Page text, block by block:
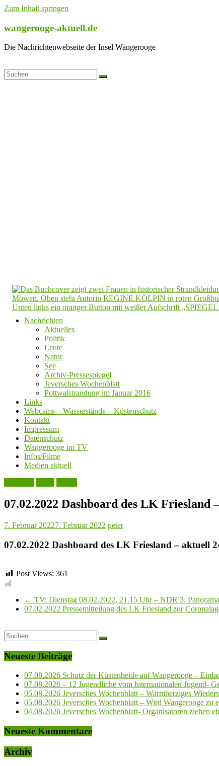
Zum Inhalt springen
wangerooge-aktuell.de
Die Nachrichtenwebseite der Insel Wangerooge
Nachrichten
Aktuelles
Politik
Leute
Natur
See
Archiv-Pressespiegel
Jeversches Wochenblatt
Pottwalstrandung im Januar 2016
Links
Webcams – Wasserstände – Küstenschutz
Kontakt
Impressum
Datenschutz
Wangerooge im TV
Infos/Filme
Medien aktuell
07.02.2022 Dashboard des LK
7. Februar 20227. Februar 2022 peter
07.02.2022 Dashboard des LK Friesland – aktuell
Post Views: 361
← TV: Dienstag 08.02.2022, 21.15 Uhr – NDR 3:
07.02.2022 Pressemitteilung des LK Friesland zur
Neueste Beiträge
07.08.2026 Schutz der Küstenheide auf Wangerooge –
07.08.2026 – 12 Jugendliche vom Internationalen Jugend-
05.08.2026 Jeversches Wochenblatt – Warmherziges
05.08.2026 Jeversches Wochenblatt – Wird Wangerooge zu
04.08.2026 Jeversches Wochenblatt- Organisatoren ziehen
Neueste Kommentare
Archiv